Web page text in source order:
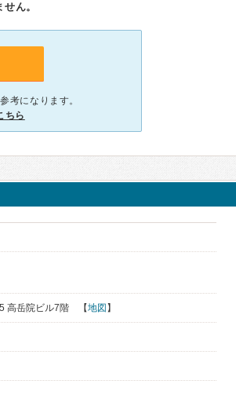
ん。
考になります。
ちら
高岳院ビル7階 【地図 】